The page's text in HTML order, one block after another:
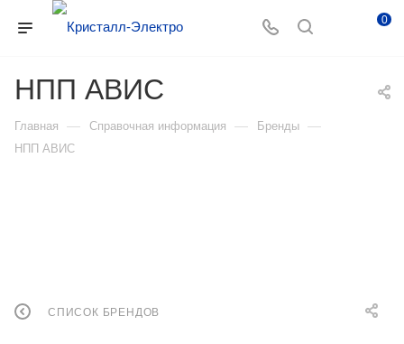
0
НПП АВИС
Главная — Справочная информация — Бренды —
НПП АВИС
СПИСОК БРЕНДОВ